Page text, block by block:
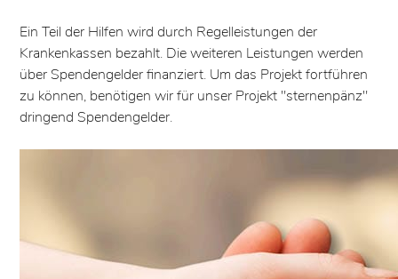
Ein Teil der Hilfen wird durch Regelleistungen der
Krankenkassen bezahlt. Die weiteren Leistungen werden
über Spendengelder finanziert. Um das Projekt fortführen
zu können, benötigen wir für unser Projekt "sternenpänz"
dringend Spendengelder.